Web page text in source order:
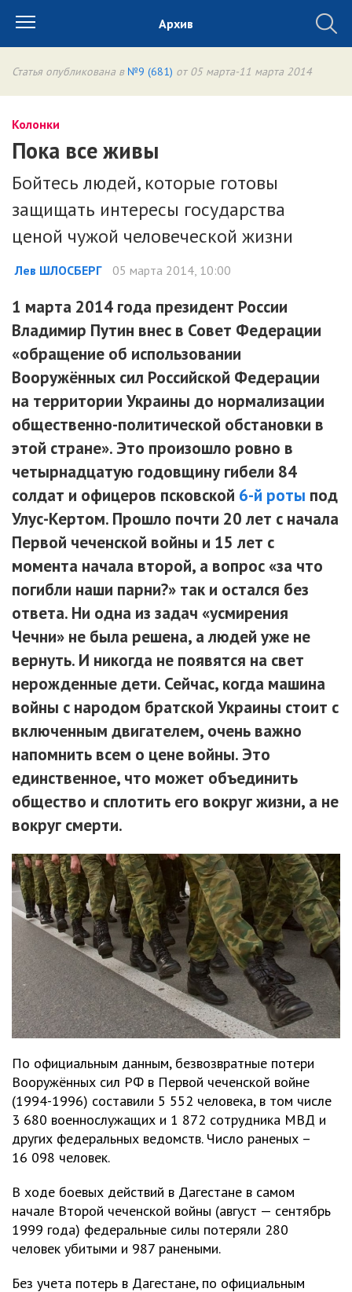
Архив
Статья опубликована в №9 (681) от 05 марта-11 марта 2014
Колонки
Пока все живы
Бойтесь людей, которые готовы
защищать интересы государства
ценой чужой человеческой жизни
Лев ШЛОСБЕРГ 05 марта 2014, 10:00
1 марта 2014 года президент России
Владимир Путин внес в Совет Федерации
«обращение об использовании
Вооружённых сил Российской Федерации
на территории Украины до нормализации
общественно-политической обстановки в
этой стране». Это произошло ровно в
четырнадцатую годовщину гибели 84
солдат и офицеров псковской 6-й роты под
Улус-Кертом. Прошло почти 20 лет с начала
Первой чеченской войны и 15 лет с
момента начала второй, а вопрос «за что
погибли наши парни?» так и остался без
ответа. Ни одна из задач «усмирения
Чечни» не была решена, а людей уже не
вернуть. И никогда не появятся на свет
нерожденные дети. Сейчас, когда машина
войны с народом братской Украины стоит с
включенным двигателем, очень важно
напомнить всем о цене войны. Это
единственное, что может объединить
общество и сплотить его вокруг жизни, а не
вокруг смерти.
По официальным данным, безвозвратные потери
Вооружённых сил РФ в Первой чеченской войне
(1994-1996) составили 5 552 человека, в том числе
3 680 военнослужащих и 1 872 сотрудника МВД и
других федеральных ведомств. Число раненых –
16 098 человек.
В ходе боевых действий в Дагестане в самом
начале Второй чеченской войны (август — сентябрь
1999 года) федеральные силы потеряли 280
человек убитыми и 987 ранеными.
Без учета потерь в Дагестане, по официальным